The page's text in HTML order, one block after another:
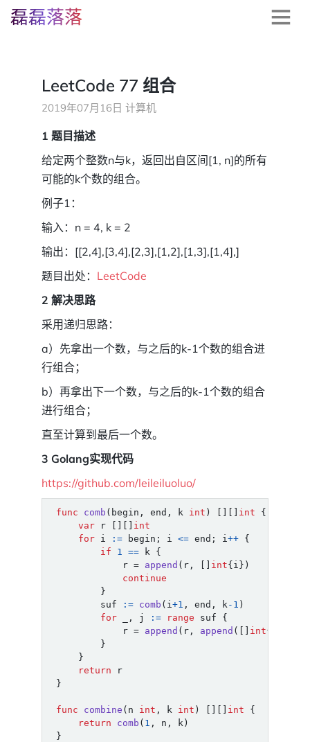
磊磊落落
LeetCode 77 组合
2019年07月16日 计算机
1 题目描述
给定两个整数n与k，返回出自区间[1, n]的所有
可能的k个数的组合。
例子1：
输入：n = 4, k = 2
输出：[[2,4],[3,4],[2,3],[1,2],[1,3],[1,4],]
题目出处： LeetCode
2 解决思路
采用递归思路：
a）先拿出一个数，与之后的k-1个数的组合进
行组合；
b）再拿出下一个数，与之后的k-1个数的组合
进行组合；
直至计算到最后一个数。
3 Golang实现代码
https://github.com/leileiluoluo/
func comb ( begin , end , k int ) int
{
var
r
int
for i := begin ; i <= end ; i++ {
if
1 == k {
r = append ( r , int{ i })
continue
}
suf
:= comb ( i+1 , end , k- 1 )
for
, j := range suf
{
r = append ( r , append ([] int{
}
}
return
r
}
func combine ( n int , k int ) int
{
return
comb ( 1 , n , k )
}